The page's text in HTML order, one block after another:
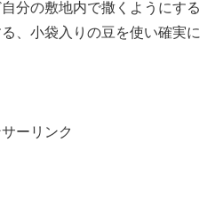
分の敷地内で撒くようにする
、小袋入りの豆を使い確実に
ーリンク